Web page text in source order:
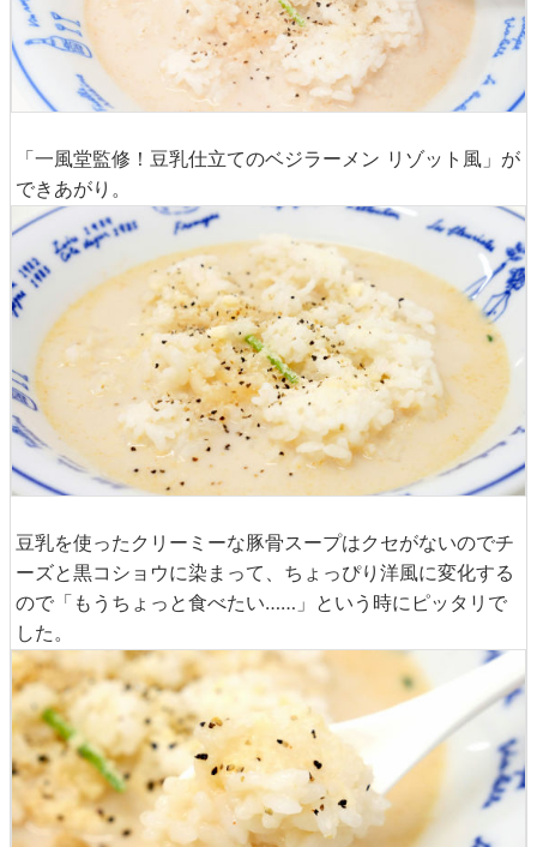
「一風堂監修！豆乳仕立てのベジラーメン リゾット風」が
できあがり。
豆乳を使ったクリーミーな豚骨スープはクセがないのでチ
ーズと黒コショウに染まって、ちょっぴり洋風に変化する
ので「もうちょっと食べたい……」という時にピッタリで
した。